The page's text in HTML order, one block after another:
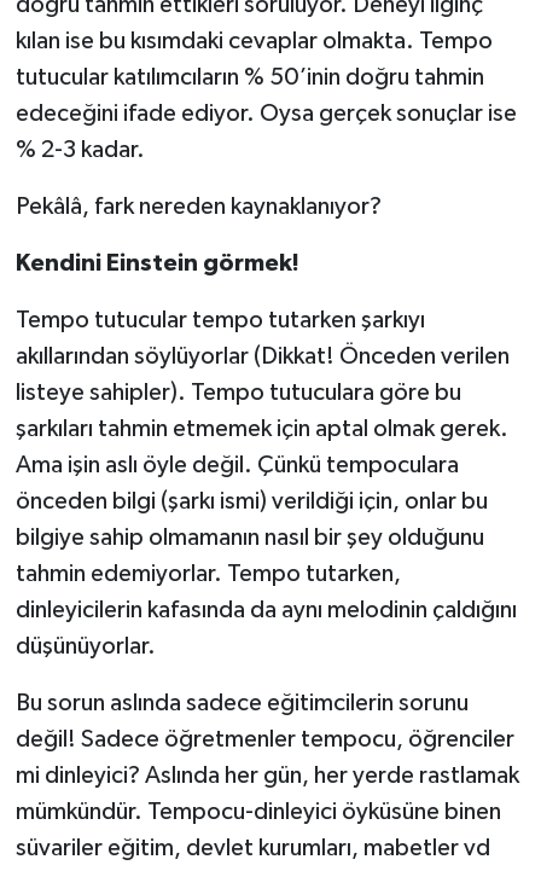
doğru tahmin ettikleri soruluyor. Deneyi ilginç
kılan ise bu kısımdaki cevaplar olmakta. Tempo
tutucular katılımcıların % 50’inin doğru tahmin
edeceğini ifade ediyor. Oysa gerçek sonuçlar ise
% 2-3 kadar.
Pekâlâ, fark nereden kaynaklanıyor?
Kendini Einstein görmek!
Tempo tutucular tempo tutarken şarkıyı
akıllarından söylüyorlar (Dikkat! Önceden verilen
listeye sahipler). Tempo tutuculara göre bu
şarkıları tahmin etmemek için aptal olmak gerek.
Ama işin aslı öyle değil. Çünkü tempoculara
önceden bilgi (şarkı ismi) verildiği için, onlar bu
bilgiye sahip olmamanın nasıl bir şey olduğunu
tahmin edemiyorlar. Tempo tutarken,
dinleyicilerin kafasında da aynı melodinin çaldığını
düşünüyorlar.
Bu sorun aslında sadece eğitimcilerin sorunu
değil! Sadece öğretmenler tempocu, öğrenciler
mi dinleyici? Aslında her gün, her yerde rastlamak
mümkündür. Tempocu-dinleyici öyküsüne binen
süvariler eğitim, devlet kurumları, mabetler vd